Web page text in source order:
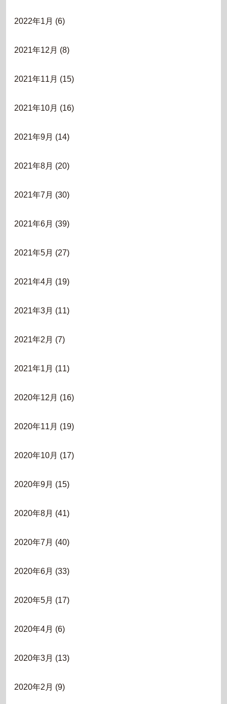
2022年1月 (6)
2021年12月 (8)
2021年11月 (15)
2021年10月 (16)
2021年9月 (14)
2021年8月 (20)
2021年7月 (30)
2021年6月 (39)
2021年5月 (27)
2021年4月 (19)
2021年3月 (11)
2021年2月 (7)
2021年1月 (11)
2020年12月 (16)
2020年11月 (19)
2020年10月 (17)
2020年9月 (15)
2020年8月 (41)
2020年7月 (40)
2020年6月 (33)
2020年5月 (17)
2020年4月 (6)
2020年3月 (13)
2020年2月 (9)